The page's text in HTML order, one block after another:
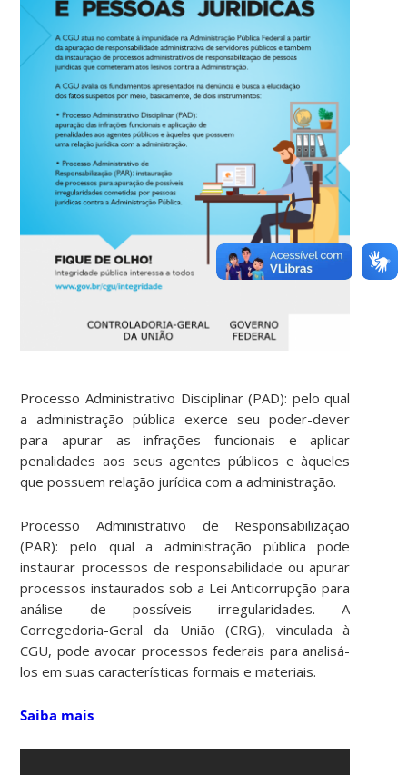
Processo Administrativo Disciplinar (PAD): pelo qual
a administração pública exerce seu poder-dever
para apurar as infrações funcionais e aplicar
penalidades aos seus agentes públicos e àqueles
que possuem relação jurídica com a administração.
Processo Administrativo de Responsabilização
(PAR): pelo qual a administração pública pode
instaurar processos de responsabilidade ou apurar
processos instaurados sob a Lei Anticorrupção para
análise de possíveis irregularidades. A
Corregedoria-Geral da União (CRG), vinculada à
CGU, pode avocar processos federais para analisá-
los em suas características formais e materiais.
Saiba mais